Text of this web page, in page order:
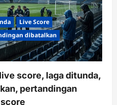
Live Score
dibatalkan
score, laga ditunda,
pertandingan